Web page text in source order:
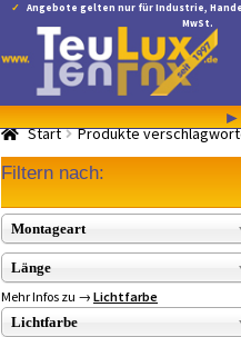
Angebote gelten nur für Industrie,
MwSt.
Navigation
springen
Inhalt
springen
►
Start Produkte
Filtern nach:
Montageart
Länge
Mehr Infos zu →Lichtfarbe
Lichtfarbe